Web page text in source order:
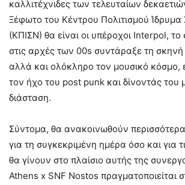
καλλιτέχνιδες των τελευταίων
Ξέφωτο του Κέντρου Πολιτισμού
(ΚΠΙΣΝ) θα είναι οι υπέροχοι Interpol,
στις αρχές των 00s συντάραξε τη
αλλά και ολόκληρο τον μουσικό
τον ήχο του post punk και δίνοντάς του
διάσταση.
Σύντομα, θα ανακοινωθούν
για τη συγκεκριμένη ημέρα όσο και για
θα γίνουν στο πλαίσιο αυτής της
Athens x SNF Nostos πραγματοποιείται